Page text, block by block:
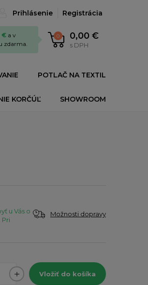
Prihlásenie Registrácia
0 0,00 €
s DPH
€ a v
zdarma.
POTLAČ NA TEXTIL
KORČÚĽ SHOWROOM
u Vás o
Možnosti dopravy
Vložiť do košíka